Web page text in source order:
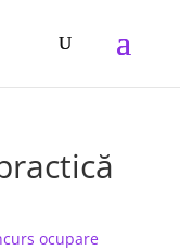
ocupare